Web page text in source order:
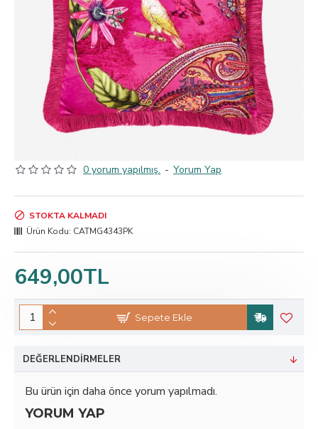
0 yorum yapılmış. - Yorum Yap
649,00TL
STOKTA KALMADI
Ürün Kodu: CATMG4343PK
Sepete Ekle
DEĞERLENDIRMELER
Bu ürün için daha önce yorum yapılmadı.
YORUM YAP